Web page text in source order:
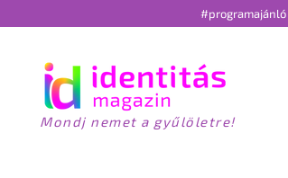
#programajánló
Mondj nemet a gyűlöletre!